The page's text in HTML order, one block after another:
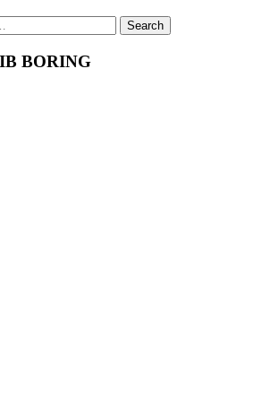
BORING